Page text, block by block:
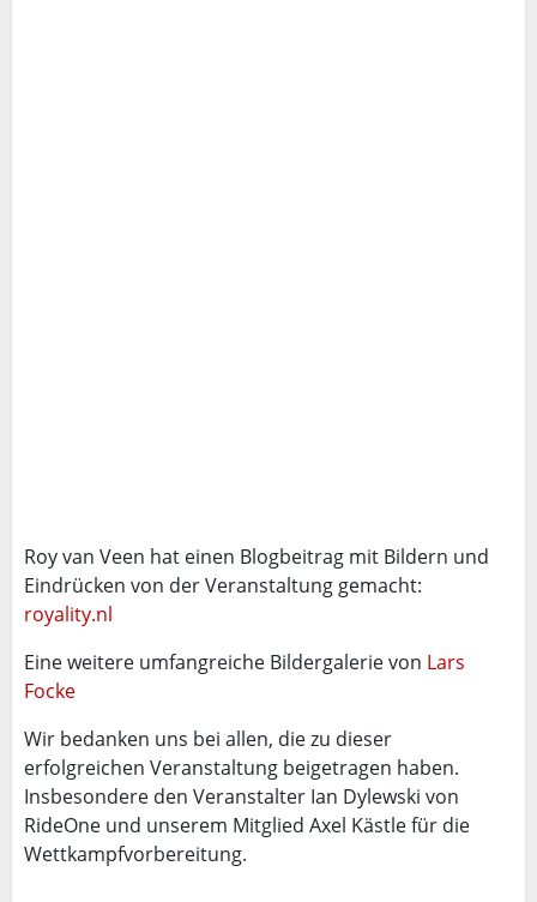
Roy van Veen hat einen Blogbeitrag mit Bildern und
Eindrücken von der Veranstaltung gemacht:
royality.nl
Eine weitere umfangreiche Bildergalerie von Lars
Focke
Wir bedanken uns bei allen, die zu dieser
erfolgreichen Veranstaltung beigetragen haben.
Insbesondere den Veranstalter Ian Dylewski von
RideOne und unserem Mitglied Axel Kästle für die
Wettkampfvorbereitung.